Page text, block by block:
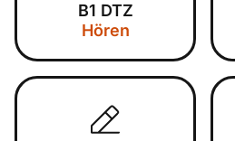
B1 DTZ
Hören